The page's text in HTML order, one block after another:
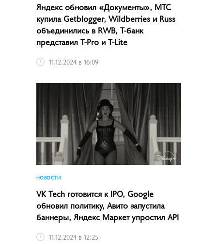
Яндекс обновил «Документы», МТС
купила Getblogger, Wildberries и Russ
объединились в RWB, Т-банк
представил T-Pro и T-Lite
11.12.2024 в 16:09
НОВОСТИ
VK Tech готовится к IPO, Google
обновил политику, Авито запустила
баннеры, Яндекс Маркет упростил API
11.12.2024 в 12:25